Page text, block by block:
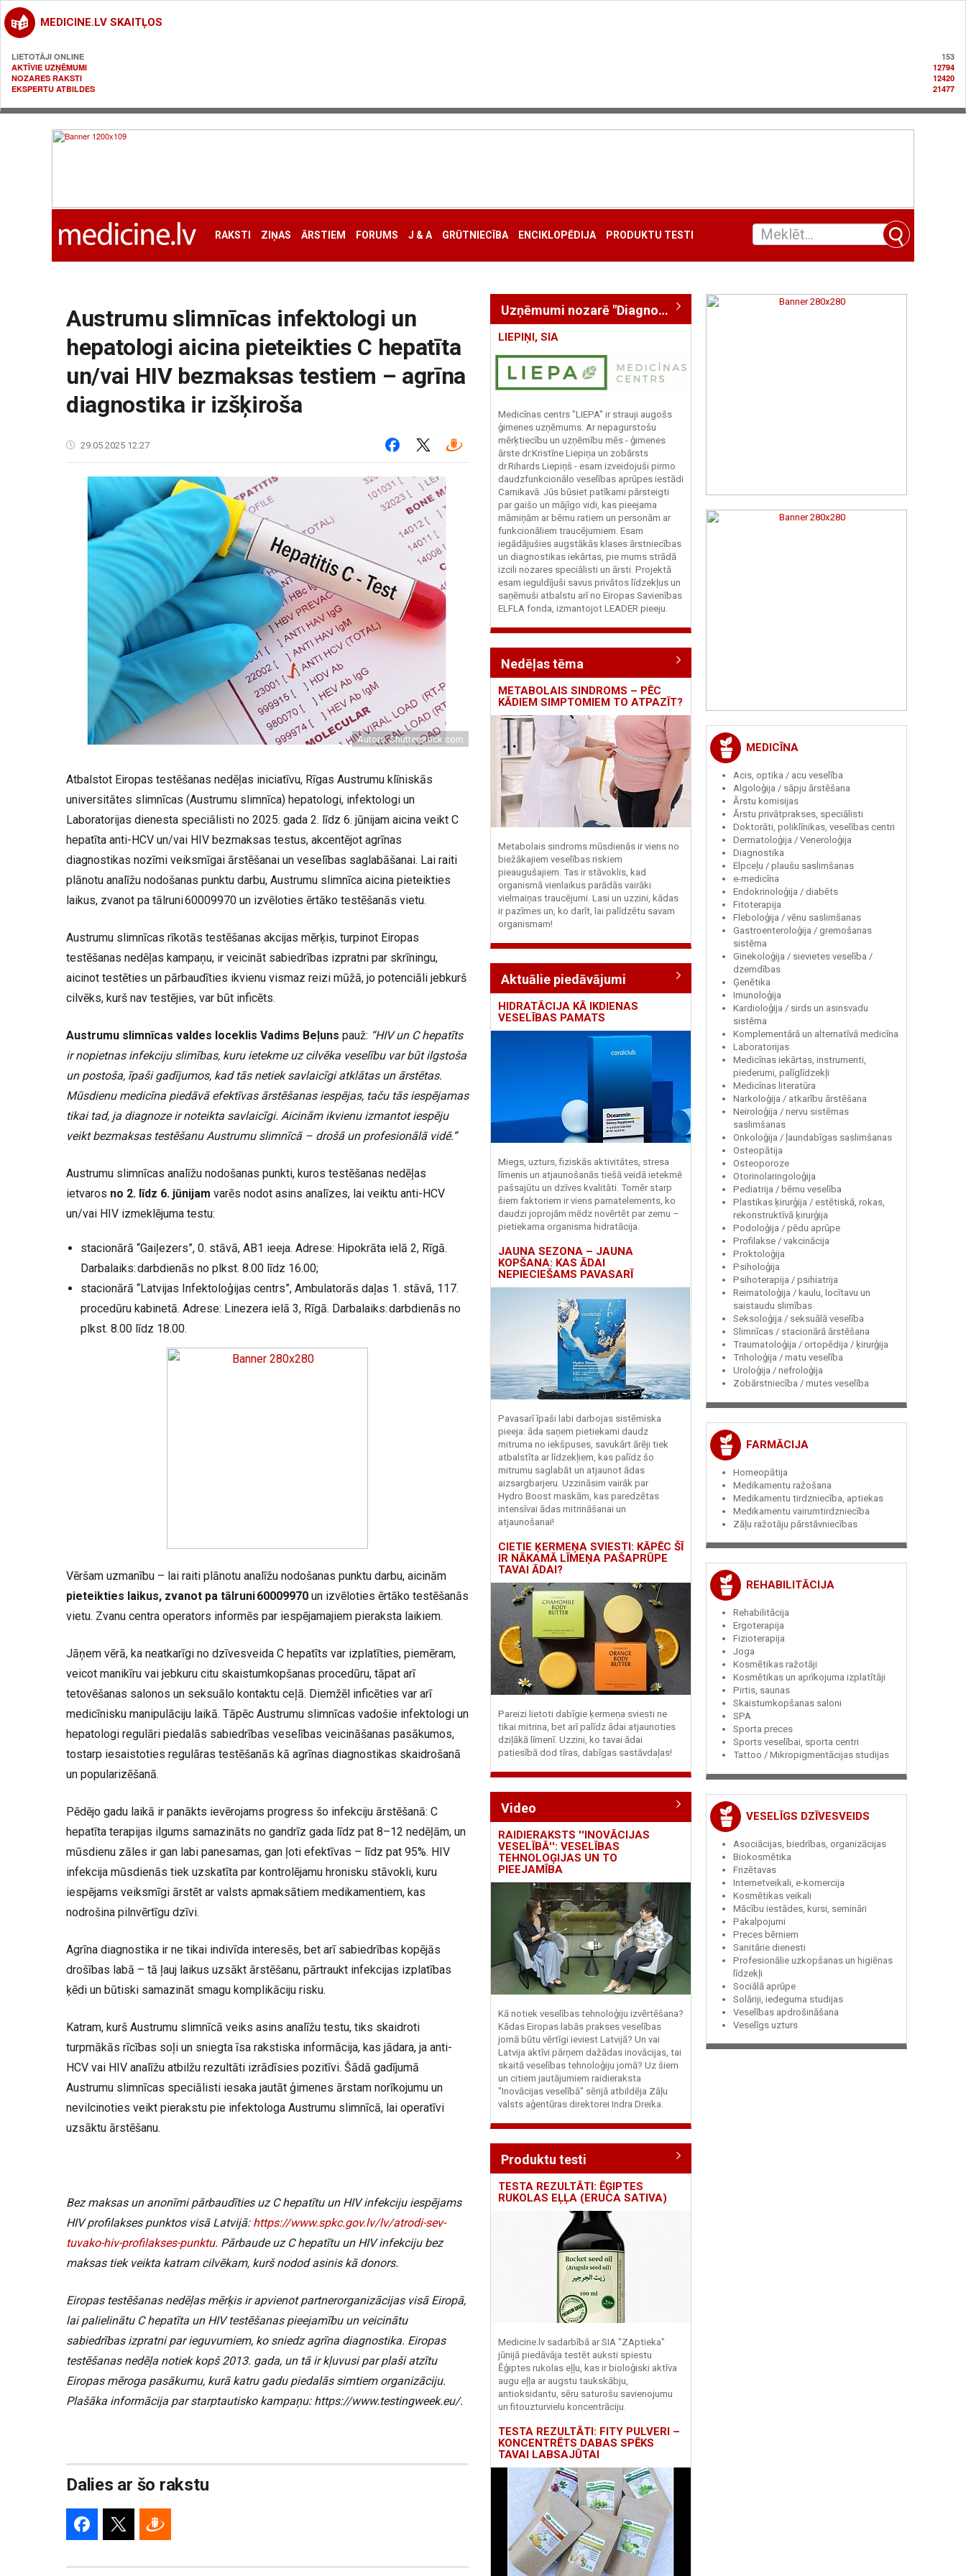
MEDICINE.LV SKAITĻOS
LIETOTĀJI ONLINE
153
AKTĪVIE UZŅĒMUMI
12794
NOZARES RAKSTI
12420
EKSPERTU ATBILDES
21477
RAKSTI ZIŅAS ĀRSTIEM FORUMS J & A GRŪTNIECĪBA ENCIKLOPĒDIJA PRODUKTU TESTI
Austrumu slimnīcas infektologi un
hepatologi aicina pieteikties C hepatīta
un/vai HIV bezmaksas testiem – agrīna
diagnostika ir izšķiroša
29.05.2025 12:27
Autors: Shutterstock.com
Atbalstot Eiropas testēšanas nedēļas iniciatīvu, Rīgas Austrumu klīniskās
universitātes slimnīcas (Austrumu slimnīca) hepatologi, infektologi un
Laboratorijas dienesta speciālisti no 2025. gada 2. līdz 6. jūnijam aicina veikt C
hepatīta anti-HCV un/vai HIV bezmaksas testus, akcentējot agrīnas
diagnostikas nozīmi veiksmīgai ārstēšanai un veselības saglabāšanai. Lai raiti
plānotu analīžu nodošanas punktu darbu, Austrumu slimnīca aicina pieteikties
laikus, zvanot pa tālruni 60009970 un izvēloties ērtāko testēšanās vietu.
Austrumu slimnīcas rīkotās testēšanas akcijas mērķis, turpinot Eiropas
testēšanas nedēļas kampaņu, ir veicināt sabiedrības izpratni par skrīningu,
aicinot testēties un pārbaudīties ikvienu vismaz reizi mūžā, jo potenciāli jebkurš
cilvēks, kurš nav testējies, var būt inficēts.
Austrumu slimnīcas valdes loceklis Vadims Beļuns pauž: “HIV un C hepatīts
ir nopietnas infekciju slimības, kuru ietekme uz cilvēka veselību var būt ilgstoša
un postoša, īpaši gadījumos, kad tās netiek savlaicīgi atklātas un ārstētas.
Mūsdienu medicīna piedāvā efektīvas ārstēšanas iespējas, taču tās iespējamas
tikai tad, ja diagnoze ir noteikta savlaicīgi. Aicinām ikvienu izmantot iespēju
veikt bezmaksas testēšanu Austrumu slimnīcā – drošā un profesionālā vidē.”
Austrumu slimnīcas analīžu nodošanas punkti, kuros testēšanas nedēļas
ietvaros no 2. līdz 6. jūnijam varēs nodot asins analīzes, lai veiktu anti-HCV
un/vai HIV izmeklējuma testu:
stacionārā “Gaiļezers”, 0. stāvā, AB1 ieeja. Adrese: Hipokrāta ielā 2, Rīgā.
Darbalaiks: darbdienās no plkst. 8.00 līdz 16.00;
stacionārā “Latvijas Infektoloģijas centrs”, Ambulatorās daļas 1. stāvā, 117.
procedūru kabinetā. Adrese: Linezera ielā 3, Rīgā. Darbalaiks: darbdienās no
plkst. 8.00 līdz 18.00.
Vēršam uzmanību – lai raiti plānotu analīžu nodošanas punktu darbu, aicinām
pieteikties laikus, zvanot pa tālruni 60009970 un izvēloties ērtāko testēšanās
vietu. Zvanu centra operators informēs par iespējamajiem pieraksta laikiem.
Jāņem vērā, ka neatkarīgi no dzīvesveida C hepatīts var izplatīties, piemēram,
veicot manikīru vai jebkuru citu skaistumkopšanas procedūru, tāpat arī
tetovēšanas salonos un seksuālo kontaktu ceļā. Diemžēl inficēties var arī
medicīnisku manipulāciju laikā. Tāpēc Austrumu slimnīcas vadošie infektologi un
hepatologi regulāri piedalās sabiedrības veselības veicināšanas pasākumos,
tostarp iesaistoties regulāras testēšanās kā agrīnas diagnostikas skaidrošanā
un popularizēšanā.
Pēdējo gadu laikā ir panākts ievērojams progress šo infekciju ārstēšanā: C
hepatīta terapijas ilgums samazināts no gandrīz gada līdz pat 8–12 nedēļām, un
mūsdienu zāles ir gan labi panesamas, gan ļoti efektīvas – līdz pat 95%. HIV
infekcija mūsdienās tiek uzskatīta par kontrolējamu hronisku stāvokli, kuru
iespējams veiksmīgi ārstēt ar valsts apmaksātiem medikamentiem, kas
nodrošina pilnvērtīgu dzīvi.
Agrīna diagnostika ir ne tikai indivīda interesēs, bet arī sabiedrības kopējās
drošības labā – tā ļauj laikus uzsākt ārstēšanu, pārtraukt infekcijas izplatības
ķēdi un būtiski samazināt smagu komplikāciju risku.
Katram, kurš Austrumu slimnīcā veiks asins analīžu testu, tiks skaidroti
turpmākās rīcības soļi un sniegta īsa rakstiska informācija, kas jādara, ja anti-
HCV vai HIV analīžu atbilžu rezultāti izrādīsies pozitīvi. Šādā gadījumā
Austrumu slimnīcas speciālisti iesaka jautāt ģimenes ārstam norīkojumu un
nevilcinoties veikt pierakstu pie infektologa Austrumu slimnīcā, lai operatīvi
uzsāktu ārstēšanu.
Bez maksas un anonīmi pārbaudīties uz C hepatītu un HIV infekciju iespējams
HIV profilakses punktos visā Latvijā: https://www.spkc.gov.lv/lv/atrodi-sev-
tuvako-hiv-profilakses-punktu. Pārbaude uz C hepatītu un HIV infekciju bez
maksas tiek veikta katram cilvēkam, kurš nodod asinis kā donors.
Eiropas testēšanas nedēļas mērķis ir apvienot partnerorganizācijas visā Eiropā,
lai palielinātu C hepatīta un HIV testēšanas pieejamību un veicinātu
sabiedrības izpratni par ieguvumiem, ko sniedz agrīna diagnostika. Eiropas
testēšanas nedēļa notiek kopš 2013. gada, un tā ir kļuvusi par plaši atzītu
Eiropas mēroga pasākumu, kurā katru gadu piedalās simtiem organizāciju.
Plašāka informācija par starptautisko kampaņu: https://www.testingweek.eu/.
Dalies ar šo rakstu
Uzņēmumi nozarē "Diagnostika"
LIEPIŅI, SIA
Medicīnas centrs "LIEPA" ir strauji augošs
ģimenes uzņēmums. Ar nepagurstošu
mērķtiecību un uzņēmību mēs - ģimenes
ārste dr.Kristīne Liepiņa un zobārsts
dr.Rihards Liepiņš - esam izveidojuši pirmo
daudzfunkcionālo veselības aprūpes iestādi
Carnikavā. Jūs būsiet patīkami pārsteigti
par gaišo un mājīgo vidi, kas pieejama
māmiņām ar bērnu ratiem un personām ar
funkcionāliem traucējumiem. Esam
iegādājušies augstākās klases ārstniecības
un diagnostikas iekārtas, pie mums strādā
izcili nozares speciālisti un ārsti. Projektā
esam ieguldījuši savus privātos līdzekļus un
saņēmuši atbalstu arī no Eiropas Savienības
ELFLA fonda, izmantojot LEADER pieeju.
Nedēļas tēma
METABOLAIS SINDROMS – PĒC
KĀDIEM SIMPTOMIEM TO ATPAZĪT?
Metabolais sindroms mūsdienās ir viens no
biežākajiem veselības riskiem
pieaugušajiem. Tas ir stāvoklis, kad
organismā vienlaikus parādās vairāki
vielmaiņas traucējumi. Lasi un uzzini, kādas
ir pazīmes un, ko darīt, lai palīdzētu savam
organismam!
Aktuālie piedāvājumi
HIDRATĀCIJA KĀ IKDIENAS
VESELĪBAS PAMATS
Miegs, uzturs, fiziskās aktivitātes, stresa
līmenis un atjaunošanās tiešā veidā ietekmē
pašsajūtu un dzīves kvalitāti. Tomēr starp
šiem faktoriem ir viens pamatelements, ko
daudzi joprojām mēdz novērtēt par zemu –
pietiekama organisma hidratācija.
JAUNA SEZONA – JAUNA
KOPŠANA: KAS ĀDAI
NEPIECIEŠAMS PAVASARĪ
Pavasarī īpaši labi darbojas sistēmiska
pieeja: āda saņem pietiekami daudz
mitruma no iekšpuses, savukārt ārēji tiek
atbalstīta ar līdzekļiem, kas palīdz šo
mitrumu saglabāt un atjaunot ādas
aizsargbarjeru. Uzzināsim vairāk par
Hydro Boost maskām, kas paredzētas
intensīvai ādas mitrināšanai un
atjaunošanai!
CIETIE ĶERMEŅA SVIESTI: KĀPĒC ŠĪ
IR NĀKAMĀ LĪMEŅA PAŠAPRŪPE
TAVAI ĀDAI?
Pareizi lietoti dabīgie ķermeņa sviesti ne
tikai mitrina, bet arī palīdz ādai atjaunoties
dziļākā līmenī. Uzzini, ko tavai ādai
patiesībā dod tīras, dabīgas sastāvdaļas!
Video
RAIDIERAKSTS ''INOVĀCIJAS
VESELĪBĀ'': VESELĪBAS
TEHNOLOĢIJAS UN TO
PIEEJAMĪBA
Kā notiek veselības tehnoloģiju izvērtēšana?
Kādas Eiropas labās prakses veselības
jomā būtu vērtīgi ieviest Latvijā? Un vai
Latvija aktīvi pārņem dažādas inovācijas, tai
skaitā veselības tehnoloģiju jomā? Uz šiem
un citiem jautājumiem raidieraksta
"Inovācijas veselībā" sērijā atbildēja Zāļu
valsts aģentūras direktorei Indra Dreika.
Produktu testi
TESTA REZULTĀTI: ĒĢIPTES
RUKOLAS EĻĻA (ERUCA SATIVA)
Medicine.lv sadarbībā ar SIA "ZAptieka"
jūnijā piedāvāja testēt auksti spiestu
Ēģiptes rukolas eļļu, kas ir bioloģiski aktīva
augu eļļa ar augstu taukskābju,
antioksidantu, sēru saturošu savienojumu
un fitouzturvielu koncentrāciju.
TESTA REZULTĀTI: FITY PULVERI –
KONCENTRĒTS DABAS SPĒKS
TAVAI LABSAJŪTAI
MEDICĪNA
Acis, optika / acu veselība
Algoloģija / sāpju ārstēšana
Ārstu komisijas
Ārstu privātprakses, speciālisti
Doktorāti, poliklīnikas, veselības centri
Dermatoloģija / Veneroloģija
Diagnostika
Elpceļu / plaušu saslimšanas
e-medicīna
Endokrinoloģija / diabēts
Fitoterapija
Fleboloģija / vēnu saslimšanas
Gastroenteroloģija / gremošanas
sistēma
Ginekoloģija / sievietes veselība /
dzemdības
Ģenētika
Imunoloģija
Kardioloģija / sirds un asinsvadu
sistēma
Komplementārā un alternatīvā medicīna
Laboratorijas
Medicīnas iekārtas, instrumenti,
piederumi, palīglīdzekļi
Medicīnas literatūra
Narkoloģija / atkarību ārstēšana
Neiroloģija / nervu sistēmas
saslimšanas
Onkoloģija / ļaundabīgas saslimšanas
Osteopātija
Osteoporoze
Otorinolaringoloģija
Pediatrija / bērnu veselība
Plastikas ķirurģija / estētiskā, rokas,
rekonstruktīvā ķirurģija
Podoloģija / pēdu aprūpe
Profilakse / vakcinācija
Proktoloģija
Psiholoģija
Psihoterapija / psihiatrija
Reimatoloģija / kaulu, locītavu un
saistaudu slimības
Seksoloģija / seksuālā veselība
Slimnīcas / stacionārā ārstēšana
Traumatoloģija / ortopēdija / ķirurģija
Triholoģija / matu veselība
Uroloģija / nefroloģija
Zobārstniecība / mutes veselība
FARMĀCIJA
Homeopātija
Medikamentu ražošana
Medikamentu tirdzniecība, aptiekas
Medikamentu vairumtirdzniecība
Zāļu ražotāju pārstāvniecības
REHABILITĀCIJA
Rehabilitācija
Ergoterapija
Fizioterapija
Joga
Kosmētikas ražotāji
Kosmētikas un aprīkojuma izplatītāji
Pirtis, saunas
Skaistumkopšanas saloni
SPA
Sporta preces
Sports veselībai, sporta centri
Tattoo / Mikropigmentācijas studijas
VESELĪGS DZĪVESVEIDS
Asociācijas, biedrības, organizācijas
Biokosmētika
Frizētavas
Internetveikali, e-komercija
Kosmētikas veikali
Mācību iestādes, kursi, semināri
Pakalpojumi
Preces bērniem
Sanitārie dienesti
Profesionālie uzkopšanas un higiēnas
līdzekļi
Sociālā aprūpe
Solāriji, iedeguma studijas
Veselības apdrošināšana
Veselīgs uzturs